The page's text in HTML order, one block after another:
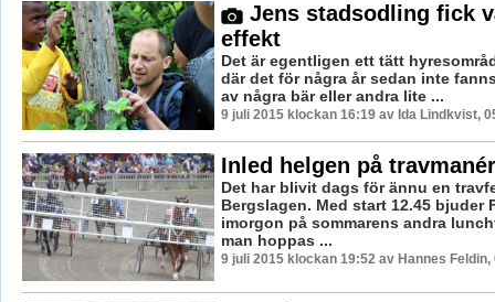
Jens stadsodling fick
effekt
Det är egentligen ett tätt
där det för några år sedan inte
av några bär eller andra lite ...
9 juli 2015 klockan 16:19 av Ida Lindkvist,
Inled helgen på travmanér
Det har blivit dags för ännu en
Bergslagen. Med start 12.45 bjuder
imorgon på sommarens andra
man hoppas ...
9 juli 2015 klockan 19:52 av Hannes Feldin,